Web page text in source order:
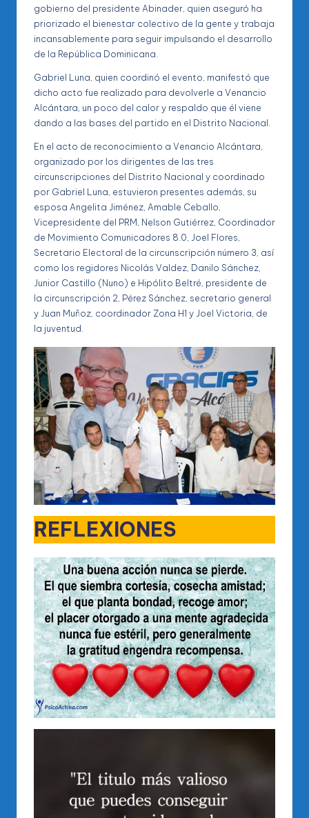
gobierno del presidente Abinader, quien aseguró ha
priorizado el bienestar colectivo de la gente y trabaja
incansablemente para seguir impulsando el desarrollo
de la República Dominicana.
Gabriel Luna, quien coordinó el evento, manifestó que
dicho acto fue realizado para devolverle a Venancio
Alcántara, un poco del calor y respaldo que él viene
dando a las bases del partido en el Distrito Nacional.
En el acto de reconocimiento a Venancio Alcántara,
organizado por los dirigentes de las tres
circunscripciones del Distrito Nacional y coordinado
por Gabriel Luna, estuvieron presentes además, su
esposa Angelita Jiménez, Amable Ceballo,
Vicepresidente del PRM, Nelson Gutiérrez, Coordinador
de Movimiento Comunicadores 8.0, Joel Flores,
Secretario Electoral de la circunscripción número 3, así
como los regidores Nicolás Valdez, Danilo Sánchez,
Junior Castillo (Nuno) e Hipólito Beltré, presidente de
la circunscripción 2, Pérez Sánchez, secretario general
y Juan Muñoz, coordinador Zona H1 y Joel Victoria, de
la juventud.
REFLEXIONES